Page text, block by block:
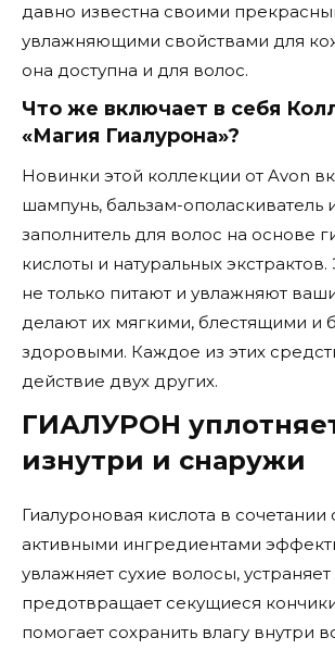
давно известна своими
увлажняющими свойствами для
она доступна и для волос.
Что же включает в себя
«Магия Гиалурона»?
Новинки этой коллекции от Avon
шампунь, бальзам-ополаскиватель
заполнитель для волос на основе
кислоты и натуральных
не только питают и увлажняют
делают их мягкими, блестящими и
здоровыми. Каждое из этих
действие двух других.
ГИАЛУРОН
изнутри и снаружи
Гиалуроновая кислота в сочетании
активными ингредиентами
увлажняет сухие волосы,
предотвращает секущиеся
помогает сохранить влагу внутри